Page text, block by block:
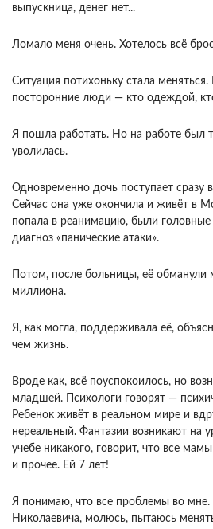
выпускница, денег нет...
Ломало меня очень. Хотелось всё
Ситуация потихоньку стала
посторонние люди — кто одеждой,
Я пошла работать. Но на работе был
уволилась.
Одновременно дочь поступает сразу
Сейчас она уже окончила и живёт в
попала в реанимацию, были головные
диагноз «панические атаки».
Потом, после больницы, её
миллиона.
Я, как могла, поддерживала её,
чем жизнь.
Вроде как, всё поуспокоилось, но
младшей. Психологи говорят —
Ребенок живёт в реальном мире и
нереальный. Фантазии возникают на
учебе никакого, говорит, что все
и прочее. Ей 7 лет!
Я понимаю, что все проблемы во мне.
Николаевича, молюсь, пытаюсь